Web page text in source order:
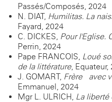
Passés/Composés, 2024
N. DIAT, Humilitas. La
Fayard, 2024
C. DICKES, Pour l'Eglise.
Perrin, 2024
Pape FRANCOIS, Loué
de la littérature, Equateur,
J. GOMART, Frère avec
Emmanuel, 2024
Mgr L. ULRICH, La liberté